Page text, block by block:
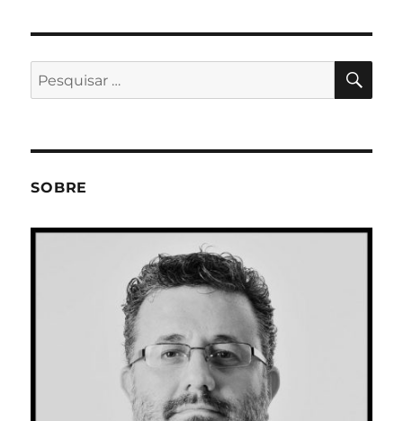
Pesquisar
por:
SOBRE